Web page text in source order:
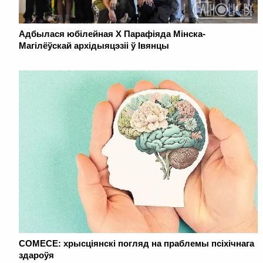
Адбылася юбілейная Х Парафіяда Мінска-
Магілёўскай архідыяцэзіі ў Івянцы
COMECE: хрысціянскі погляд на праблемы псіхічнага
здароўя